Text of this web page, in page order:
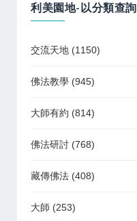
利美園地-以分類查詢
交流天地 (1150)
佛法教學 (945)
大師有約 (814)
佛法研討 (768)
藏傳佛法 (408)
大師 (253)